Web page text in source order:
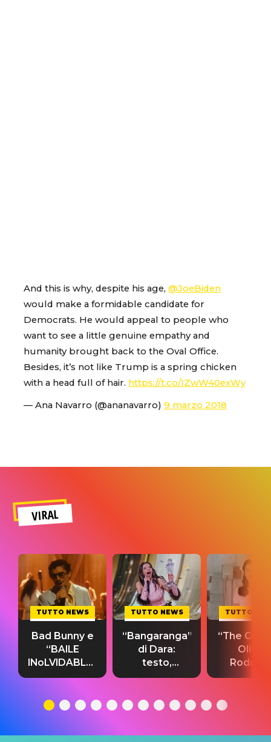
And this is why, despite his age, @JoeBiden
would make a formidable candidate for
Democrats. He would appeal to people who
want to see a little genuine empathy and
humanity brought back to the Oval Office.
Besides, it’s not like Trump is a spring chicken
with a head full of hair. https://t.co/IZwW40exWy
— Ana Navarro (@ananavarro) 9 marzo 2018
VIRAL
TUTTO NEWS
Bad Bunny e
“BAILE
INoLVIDABLE”:
testo,
significato
TUTTO NEWS
“Bangaranga”
di Dara:
testo,
traduzione e
del singolo
TUTTO
“The
Olivia
testo,